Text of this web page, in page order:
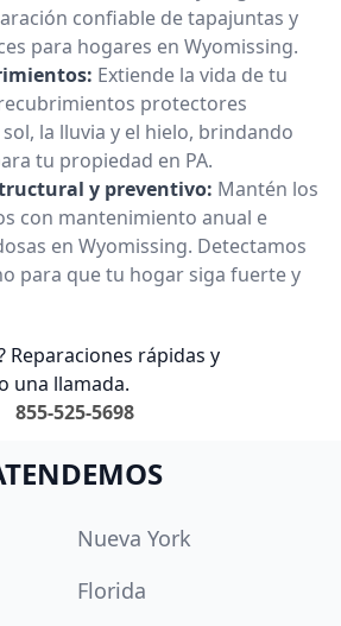
confiable de tapajuntas y
para hogares en Wyomissing.
Extiende la vida de tu
protectores
la lluvia y el hielo, brindando
tu propiedad en PA.
y preventivo: Mantén los
con mantenimiento anual e
en Wyomissing. Detectamos
para que tu hogar siga fuerte y
Reparaciones rápidas y
una llamada.
855-525-5698
Nueva York
Florida